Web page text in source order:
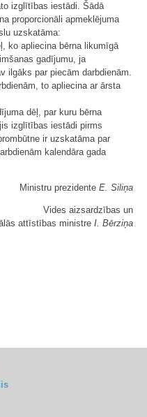
izglītības iestādi. Šādā
proporcionāli apmeklējuma
uzskatāma:
ko apliecina bērna likumīgā
gadījumu, ja
ilgāks par piecām darbdienām.
to apliecina ar ārsta
dēļ, par kuru bērna
izglītības iestādi pirms
ir uzskatāma par
kalendāra gada
Ministru prezidente E. Siliņa
Vides aizsardzības un
attīstības ministre I. Bērziņa